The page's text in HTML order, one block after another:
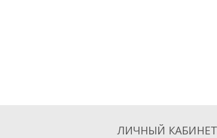
ЛИЧНЫЙ КАБИНЕТ